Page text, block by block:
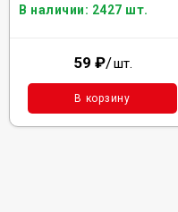
В наличии: 2427 шт.
59 ₽/шт.
В корзину